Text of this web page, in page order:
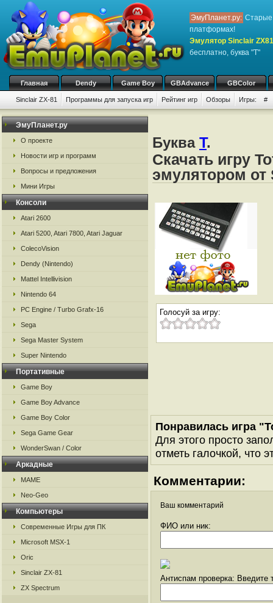
ЭмуПланет.ру: Старые
платформах!
Эмулятор Sinclair ZX81
бесплатно, буква "T"
Главная Dendy Game Boy GBAdvance GBColor
Sinclair ZX-81 Программы для запуска игр Рейтинг игр Обзоры Игры: #
ЭмуПланет.ру
О проекте
Новости игр и программ
Вопросы и предложения
Мини Игры
Консоли
Atari 2600
Atari 5200, Atari 7800, Atari Jaguar
ColecoVision
Dendy (Nintendo)
Mattel Intellivision
Nintendo 64
PC Engine / Turbo Grafx-16
Sega
Sega Master System
Super Nintendo
Портативные
Game Boy
Game Boy Advance
Game Boy Color
Sega Game Gear
WonderSwan / Color
Аркадные
MAME
Neo-Geo
Компьютеры
Современные Игры для ПК
Microsoft MSX-1
Oric
Sinclair ZX-81
ZX Spectrum
Буква T.
Скачать игру
эмулятором от
Голосуй за игру:
Понравилась игра
Для этого просто
отметь галочкой, что
Комментарии:
Ваш комментарий
ФИО или ник:
Антиспам проверка: Введите